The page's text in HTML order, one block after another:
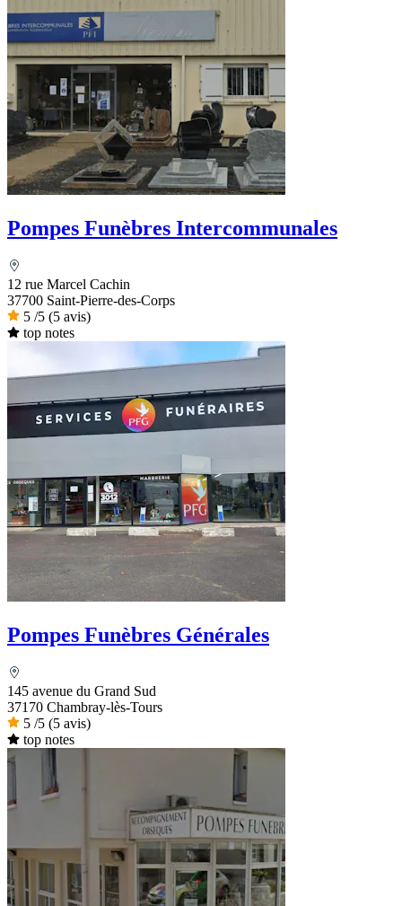
Pompes Funèbres Intercommunales
12 rue Marcel Cachin
37700 Saint-Pierre-des-Corps
5 /5 (5 avis)
top notes
Pompes Funèbres Générales
145 avenue du Grand Sud
37170 Chambray-lès-Tours
5 /5 (5 avis)
top notes